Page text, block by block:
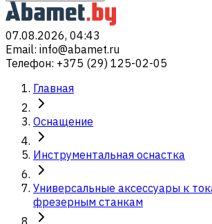
07.08.2026, 04:43
Email: info@abamet.ru
Телефон: +375 (29) 125-02-05
Главная
Оснащение
Инструментальная оснастка
Универсальные аксессуары к
фрезерным станкам